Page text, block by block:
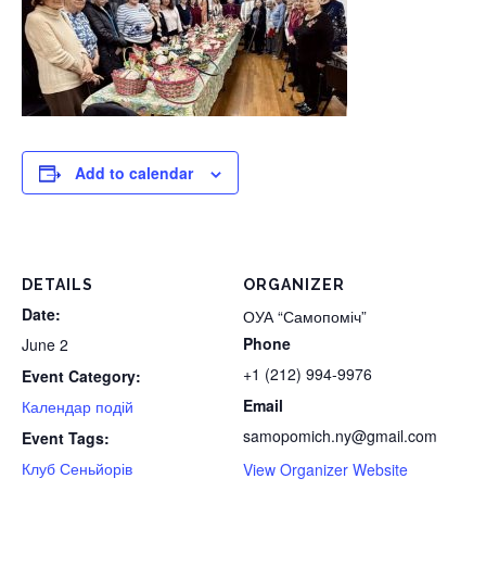
Add to calendar
DETAILS
Date:
June 2
Event Category:
Календар подій
Event Tags:
Клуб Сеньйорів
ORGANIZER
ОУА “Самопоміч”
Phone
+1 (212) 994-9976
Email
samopomich.ny@gmail.com
View Organizer Website